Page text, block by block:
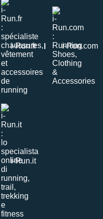
i-Run.fr i-Run.com
i-Run.it